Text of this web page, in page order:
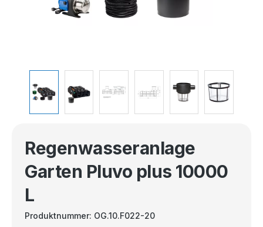
Regenwasseranlage
Garten Pluvo plus 10000
L
Produktnummer: OG.10.F022-20